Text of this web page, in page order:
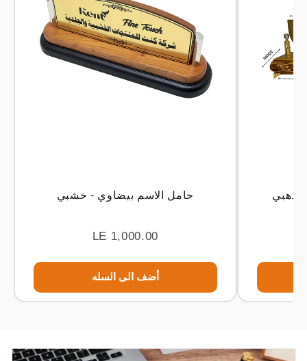
- ذهبي حامل الاسم بيضاوي - خشبي
LE 1,000.00
أضف الى السله